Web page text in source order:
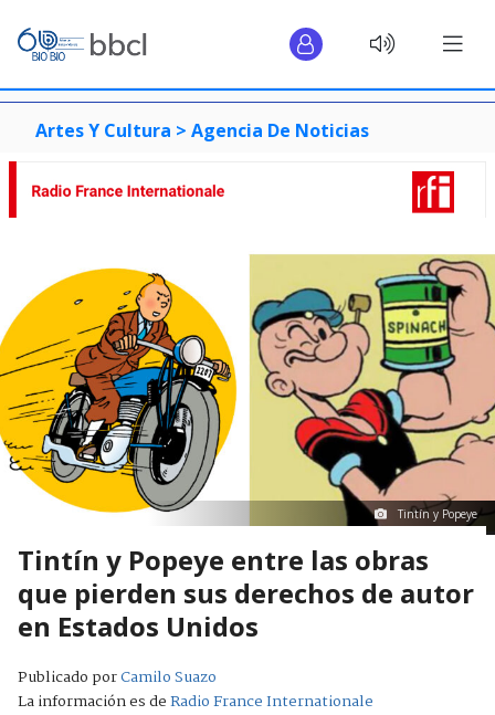
Artes Y Cultura > Agencia De Noticias
Tintín y Popeye
Tintín y Popeye entre las obras
que pierden sus derechos de autor
en Estados Unidos
Publicado porCamilo Suazo
La información es deRadio France Internationale